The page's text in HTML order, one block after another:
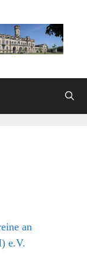
an
e.V.